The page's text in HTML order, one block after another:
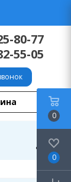
80-77
55-05
0
0